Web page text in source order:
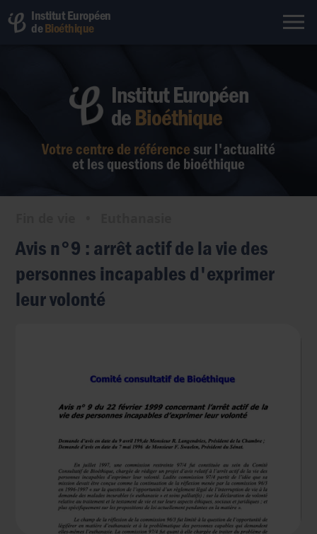
Institut Européen
deBioéthique
Votre centre de référence sur l'actualité
et les questions de bioéthique
Institut Européen
deBioéthique
Avis n°9 : arrêt actif de la vie des
personnes incapables d'exprimer
leur volonté